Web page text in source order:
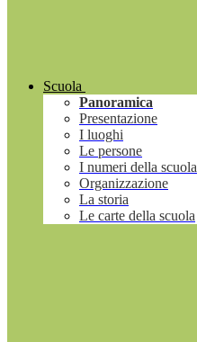
Scuola
Panoramica
Presentazione
I luoghi
Le persone
I numeri della scuola
Organizzazione
La storia
Le carte della scuola